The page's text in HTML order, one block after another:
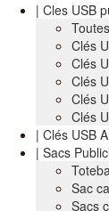
| Cles USB
Clés
Clés
Clés
Clés
Clés
| Clés USB
| Sacs
Sac
Sacs